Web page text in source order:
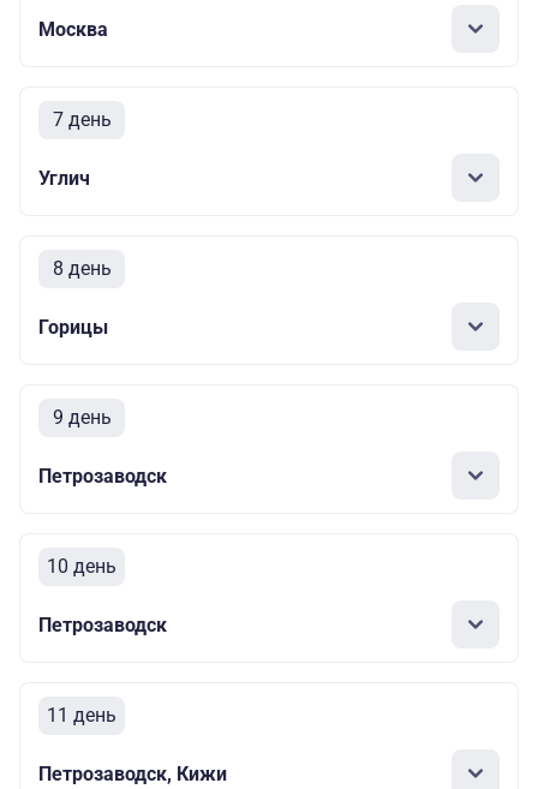
Москва
7 день
Углич
8 день
Горицы
9 день
Петрозаводск
10 день
Петрозаводск
11 день
Петрозаводск, Кижи